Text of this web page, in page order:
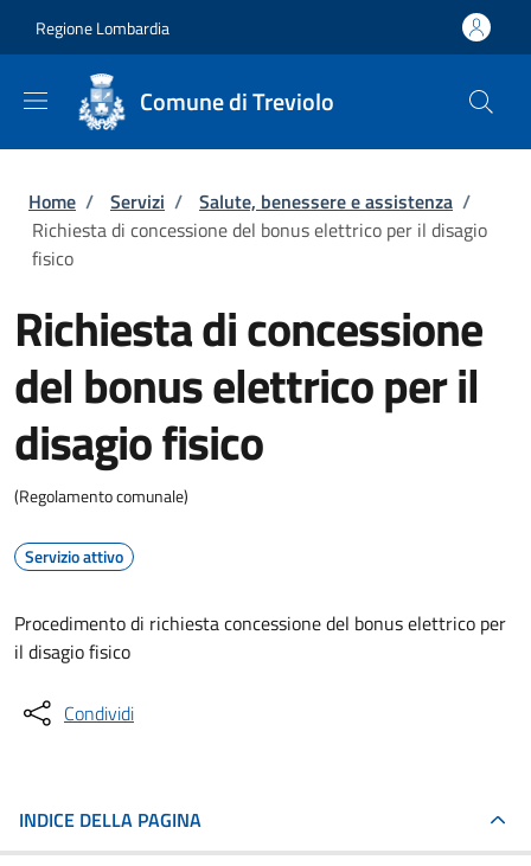
Regione Lombardia
Comune di Treviolo
Briciole di pane
Home / Servizi / Salute, benessere e assistenza /
Richiesta di concessione del bonus elettrico per il disagio
fisico
Richiesta di concessione
del bonus elettrico per il
disagio fisico
(Regolamento comunale)
Servizio attivo
Procedimento di richiesta concessione del bonus elettrico per
il disagio fisico
Condividi
INDICE DELLA PAGINA